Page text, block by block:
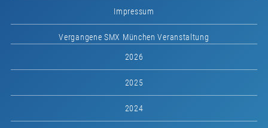
Impressum
Vergangene SMX München Veranstaltung
2026
2025
2024